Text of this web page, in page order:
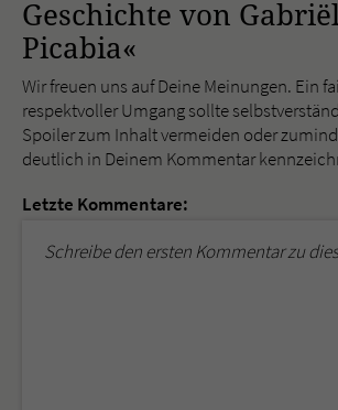
Geschichte von
Picabia«
Wir freuen uns auf Deine Meinungen. Ein
respektvoller Umgang sollte
Spoiler zum Inhalt vermeiden oder
deutlich in Deinem Kommentar
Letzte Kommentare:
Schreibe den ersten Kommentar zu